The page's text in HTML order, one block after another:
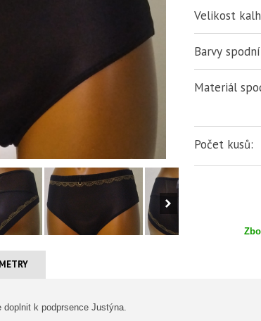
Velikost
Barvy
Materiál
Počet kusů:
k podprsence Justýna.